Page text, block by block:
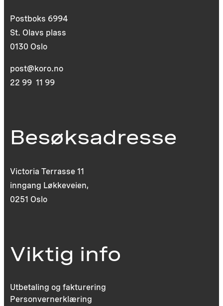
Postboks 6994
St. Olavs plass
0130 Oslo
post@koro.no
22 99 11 99
Besøksadresse
Victoria Terrasse 11
inngang Løkkeveien,
0251 Oslo
Viktig info
Utbetaling og fakturering
Personvernerklæring